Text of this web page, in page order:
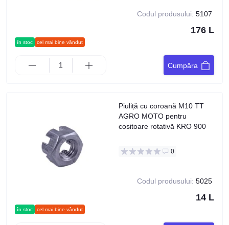
în stoc cel mai bine vândut
Codul produsului: 5107
176 L
Cumpăra
în stoc cel mai bine vândut
Piuliță cu coroană M10 TT
AGRO MOTO pentru
cositoare rotativă KRO 900
0
Codul produsului: 5025
14 L